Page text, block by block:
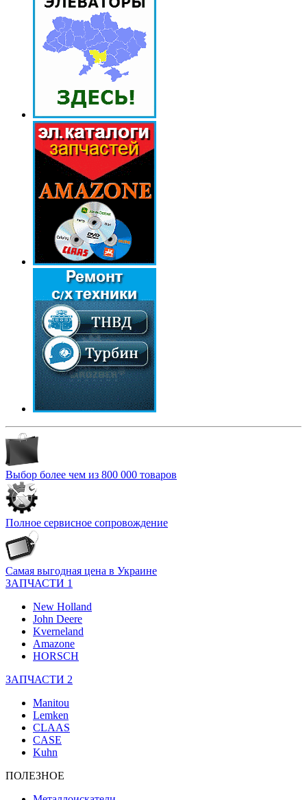
Выбор более чем из 800 000 товаров
Полное сервисное сопровождение
Самая выгодная цена в Украине
ЗАПЧАСТИ 1
New Holland
John Deere
Kverneland
Amazone
HORSCH
ЗАПЧАСТИ 2
Manitou
Lemken
CLAAS
CASE
Kuhn
ПОЛЕЗНОЕ